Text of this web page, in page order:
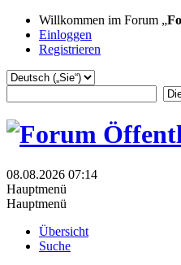
Willkommen im Forum „
Einloggen
Registrieren
08.08.2026 07:14
Hauptmenü
Hauptmenü
Übersicht
Suche